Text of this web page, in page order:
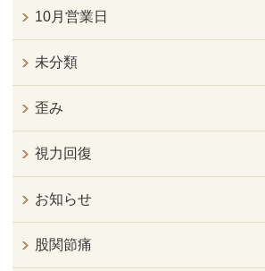
10月営業日
未分類
歪み
視力回復
お知らせ
股関節痛